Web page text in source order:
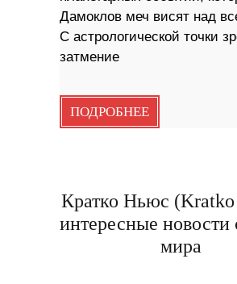
Дамоклов меч висят над
С астрологической точки
затмение
ПОДРОБНЕЕ
Кратко Ньюс
интересные новости
мира